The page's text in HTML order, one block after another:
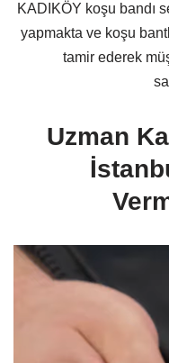
KADIKÖY koşu bandı
yapmakta ve koşu
tamir ederek
Uzman